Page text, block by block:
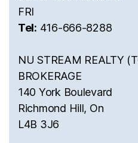
FRI
Tel: 416-666-8288
NU STREAM REALTY
BROKERAGE
140 York Boulevard
Richmond Hill, On
L4B 3J6